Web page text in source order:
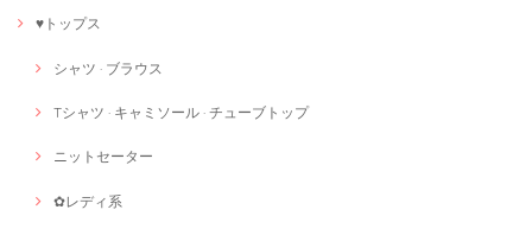
♥トップス
シャツ · ブラウス
Tシャツ · キャミソール · チューブトップ
ニットセーター
✿レディ系